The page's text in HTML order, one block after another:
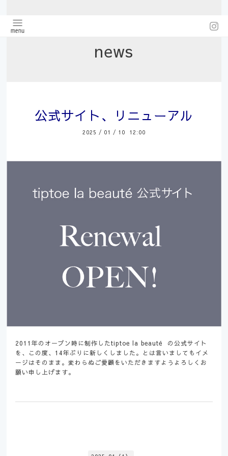
news
公式サイト、リニューアル
2025 / 01 / 10 12:00
2011年のオープン時に制作したtiptoe la beauté の公式サイト
を、この度、14年ぶりに新しくしました。とは言いましてもイメ
ージはそのまま。変わらぬご愛顧をいただきますようよろしくお
願い申し上げます。